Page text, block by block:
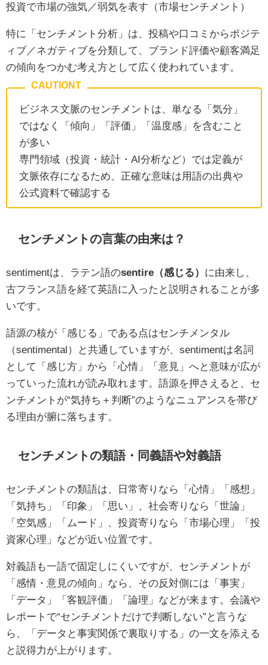
投資で市場の強気／弱気を表す（市場センチメント）
特に「センチメント分析」は、投稿や口コミからポジテ
ィブ／ネガティブを分類して、ブランド評価や顧客満足
の傾向をつかむ考え方として広く使われています。
ビジネス文脈のセンチメントは、単なる「気分」
ではなく「傾向」「評価」「温度感」を含むこと
が多い
専門領域（投資・統計・AI分析など）では定義が
文脈依存になるため、正確な意味は用語の出典や
公式資料で確認する
センチメントの言葉の由来は？
sentimentは、ラテン語のsentire（感じる） に由来し、
古フランス語を経て英語に入ったと説明されることが多
いです。
語源の核が「感じる」である点はセンチメンタル
（sentimental）と共通していますが、sentimentは名詞
として「感じ方」から「心情」「意見」へと意味が広が
っていった流れが読み取れます。語源を押さえると、セ
ンチメントが“気持ち＋判断”のようなニュアンスを帯び
る理由が腑に落ちます。
センチメントの類語・同義語や対義語
センチメントの類語は、日常寄りなら「心情」「感想」
「気持ち」「印象」「思い」、社会寄りなら「世論」
「空気感」「ムード」、投資寄りなら「市場心理」「投
資家心理」などが近い位置です。
対義語も一語で固定しにくいですが、センチメントが
「感情・意見の傾向」なら、その反対側には「事実」
「データ」「客観評価」「論理」などが来ます。会議や
レポートで“センチメントだけで判断しない”と言うな
ら、「データと事実関係で裏取りする」の一文を添える
と説得力が上がります。